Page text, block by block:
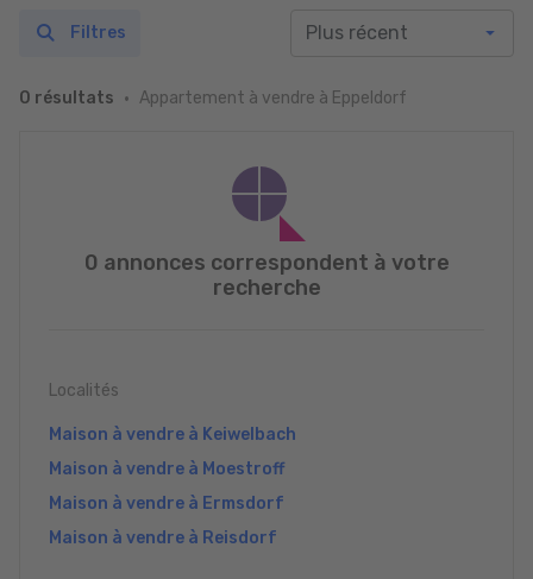
0 résultats Appartement à vendre à Eppeldorf
Filtres
0 annonces correspondent à votre
recherche
Localités
Maison à vendre à Keiwelbach
Maison à vendre à Moestroff
Maison à vendre à Ermsdorf
Maison à vendre à Reisdorf